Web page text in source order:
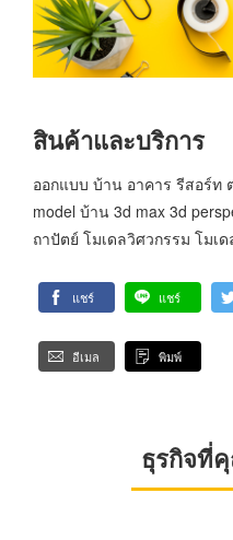
สินค้าและบริการ
ออกแบบ บ้าน อาคาร รีสอร์ท
model บ้าน 3d max 3d
ถาปัตย์ โมเดลวิศวกรรม โมเ
แชร์ แชร์
อีเมล พิมพ์
ธุรกิจที่